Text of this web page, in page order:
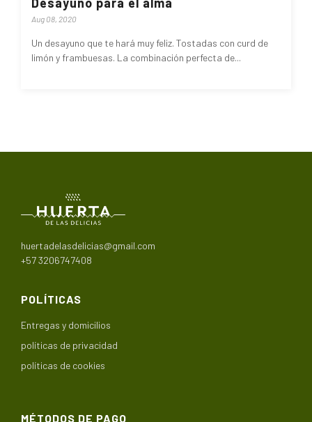
Desayuno para el alma
Aug 08, 2020
Un desayuno que te hará muy feliz. Tostadas con curd de
limón y frambuesas. La combinación perfecta de...
huertadelasdelicias@gmail.com
+57 3206747408
POLÍTICAS
Entregas y domicilios
políticas de privacidad
políticas de cookies
MÉTODOS DE PAGO